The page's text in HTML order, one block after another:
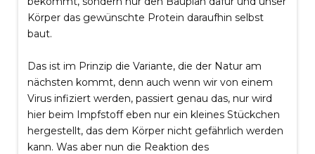
Körper das gewünschte Protein daraufhin selbst
baut.
Das ist im Prinzip die Variante, die der Natur am
nächsten kommt, denn auch wenn wir von einem
Virus infiziert werden, passiert genau das, nur wird
hier beim Impfstoff eben nur ein kleines Stückchen
hergestellt, das dem Körper nicht gefährlich werden
kann. Was aber nun die Reaktion des